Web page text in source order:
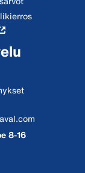
8-16